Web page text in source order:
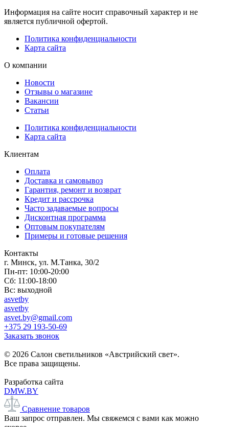
Информация на сайте носит справочный характер и не
является публичной офертой.
Политика конфиденциальности
Карта сайта
О компании
Новости
Отзывы о магазине
Вакансии
Статьи
Политика конфиденциальности
Карта сайта
Клиентам
Оплата
Доставка и самовывоз
Гарантия, ремонт и возврат
Кредит и рассрочка
Часто задаваемые вопросы
Дисконтная программа
Оптовым покупателям
Примеры и готовые решения
Контакты
г. Минск, ул. М.Танка, 30/2
Пн-пт: 10:00-20:00
Сб: 11:00-18:00
Вс: выходной
asvetby
asvetby
asvet.by@gmail.com
+375 29 193-50-69
Заказать звонок
© 2026 Салон светильников «Австрийский свет».
Все права защищены.
Разработка сайта
DMW.BY
Сравнение товаров
Ваш запрос отправлен. Мы свяжемся с вами как можно